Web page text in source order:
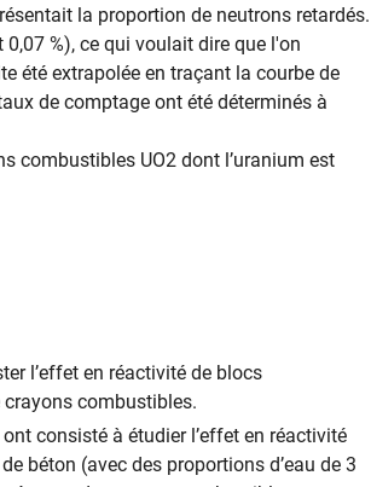
la proportion de neutrons retardés.
%), ce qui voulait dire que l'on
été extrapolée en traçant la courbe de
de comptage ont été déterminés à
combustibles UO2 dont l’uranium est
l’effet en réactivité de blocs
crayons combustibles.
consisté à étudier l’effet en réactivité
béton (avec des proportions d’eau de 3